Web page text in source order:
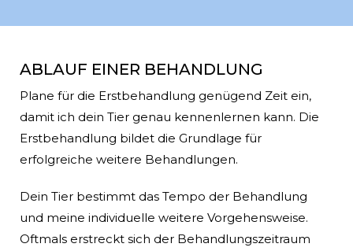
ABLAUF EINER BEHANDLUNG
Plane für die Erstbehandlung genügend Zeit ein,
damit ich dein Tier genau kennenlernen kann. Die
Erstbehandlung bildet die Grundlage für
erfolgreiche weitere Behandlungen.
Dein Tier bestimmt das Tempo der Behandlung
und meine individuelle weitere Vorgehensweise.
Oftmals erstreckt sich der Behandlungszeitraum